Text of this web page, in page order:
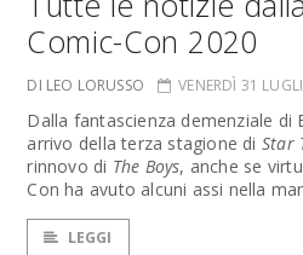
Comic-Con 2020
DI LEO LORUSSO VENERDÌ 31
Dalla fantascienza demenziale di
arrivo della terza stagione di Star
rinnovo di The Boys, anche se
Con ha avuto alcuni assi nella
LEGGI